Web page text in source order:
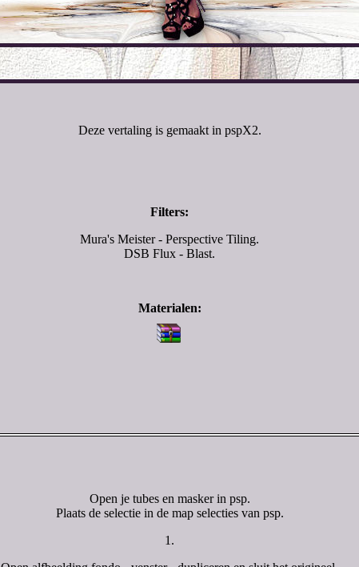
Deze vertaling is gemaakt in pspX2.
Filters:
Mura's Meister - Perspective Tiling.
DSB Flux - Blast.
Materialen:
Open je tubes en masker in psp.
Plaats de selectie in de map selecties van psp.
1.